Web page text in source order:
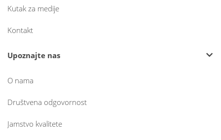
Kutak za medije
Kontakt
Upoznajte nas
O nama
Društvena odgovornost
Jamstvo kvalitete